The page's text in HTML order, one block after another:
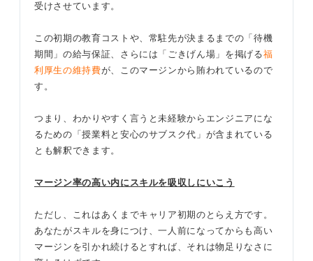
受けさせています。
この初期の教育コストや、常駐先が決まるまでの「待機
期間」の給与保証、さらには「ごきげん場」を掲げる福
利厚生の維持費が、このマージンから賄われているので
す。
つまり、わかりやすく言うと未経験からエンジニアにな
るための「授業料と安心のサブスク代」が含まれている
とも解釈できます。
マージン率の高い内にスキルを吸収しにいこう
ただし、これはあくまでキャリア初期のとらえ方です。
あなたがスキルを身につけ、一人前になってからも高い
マージンを引かれ続けるとすれば、それは物足りなさに